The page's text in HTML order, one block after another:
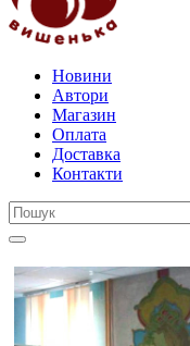
Новини
Автори
Магазин
Оплата
Доставка
Контакти